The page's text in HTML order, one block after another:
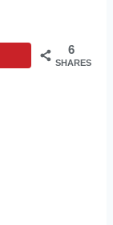
6
SHARES